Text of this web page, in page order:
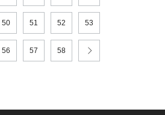
50 51 52 53
56 57 58